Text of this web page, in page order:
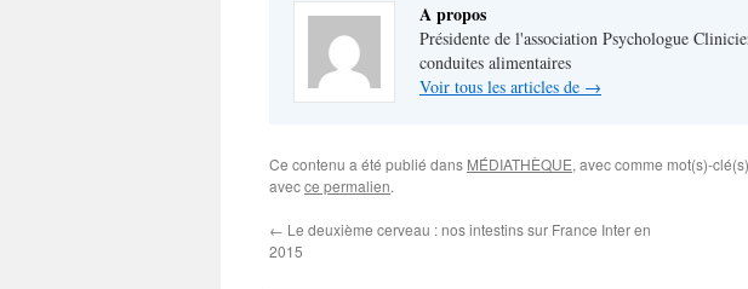
A propos
Présidente de l'association Psychologue
conduites alimentaires
Voir tous les articles de →
Ce contenu a été publié dans MÉDIATHÈQUE, avec comme mot(s)-clé(s)
avecce permalien.
← Le deuxième cerveau : nos intestins sur France Inter en
2015